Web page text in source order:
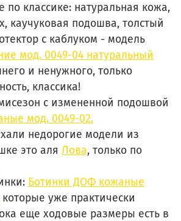
по классике: натуральная кожа,
каучуковая подошва, толстый
с каблуком - модель
мод. 0049-04 натуральный
и ненужного, только
классика!
с измененной подошвой
мод. 0049-02.
недорогие модели из
это аля Лова, только по
Ботинки ДОФ кожаные
которые уже практически
еще ходовые размеры есть в